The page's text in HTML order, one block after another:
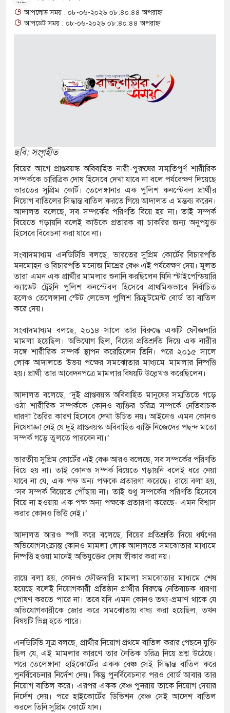
থেকে অজ্ঞাত যুবকের মরদেহ উদ্ধার
পৃথক অভিযানে ১৫৬ বোতল ভারতীয়
ছয় বছরের শিশুকে ধর্ষণের অভিযোগে
অভিনব কৌশলে লুকানো সোয়া কোটি
পর ব্যাটেই জবাব, অস্ট্রেলিয়ার বিপক্ষে মিরাজের
ক্রীড়াবিদদের জন্য আন্তর্জাতিক মানের জাতীয়
করবে সরকার
আপলোড সময় : ০৮-০৬-২০২৬ ০৮:৪০:৪৪ অপরাহ্ন
আপডেট সময় : ০৮-০৬-২০২৬ ০৮:৪০:৪৪ অপরাহ্ন
ছবি: সংগৃহীত
বিয়ের আগে প্রাপ্তবয়স্ক অবিবাহিত নারী-পুরুষের সম্মতিপূর্ণ শারীরিক
সম্পর্ককে চারিত্রিক দোষ হিসেবে দেখা যাবে না বলে পর্যবেক্ষণ দিয়েছে
ভারতের সুপ্রিম কোর্ট। তেলেঙ্গানার এক পুলিশ কনস্টেবল প্রার্থীর
নিয়োগ বাতিলের সিদ্ধান্ত বাতিল করতে গিয়ে আদালত এ মন্তব্য করেন।
আদালত বলেছে, সব সম্পর্কের পরিণতি বিয়ে হয় না। তাই সম্পর্ক
বিয়েতে গড়ায়নি বলেই কাউকে প্রতারক বা চাকরির জন্য অনুপযুক্ত
হিসেবে বিবেচনা করা যাবে না।
সংবাদমাধ্যম এনডিটিভি বলছে, ভারতের সুপ্রিম কোর্টের বিচারপতি
মনমোহন ও বিচারপতি মনোজ মিশ্রের বেঞ্চ এই পর্যবেক্ষণ দেয়। মূলত
তারা এমন এক প্রার্থীর মামলার শুনানি করছিলেন যিনি স্টাইপেন্ডিয়ারি
ক্যাডেট ট্রেইনি পুলিশ কনস্টেবল হিসেবে প্রাথমিকভাবে নির্বাচিত
হলেও তেলেঙ্গানা স্টেট লেভেল পুলিশ রিক্রুটমেন্ট বোর্ড তা বাতিল
করে দেয়।
সংবাদমাধ্যম বলছে, ২০১৪ সালে তার বিরুদ্ধে একটি ফৌজদারি
মামলা হয়েছিল। অভিযোগ ছিল, বিয়ের প্রতিশ্রুতি দিয়ে এক নারীর
সঙ্গে শারীরিক সম্পর্ক স্থাপন করেছিলেন তিনি। পরে ২০১৫ সালে
লোক আদালতে উভয় পক্ষের সমঝোতার মাধ্যমে মামলার নিষ্পত্তি
হয়। প্রার্থী তার আবেদনপত্রে মামলার বিষয়টি উল্লেখও করেছিলেন।
আদালত বলেছে, ‘দুই প্রাপ্তবয়স্ক অবিবাহিত মানুষের সম্মতিতে গড়ে
ওঠা শারীরিক সম্পর্ককে কোনও ব্যক্তির চরিত্র সম্পর্কে নেতিবাচক
ধারণা তৈরির কারণ হিসেবে দেখা উচিত নয়। আইনেও এমন কোনও
নিষেধাজ্ঞা নেই যে দুই প্রাপ্তবয়স্ক অবিবাহিত ব্যক্তি নিজেদের পছন্দ মতো
সম্পর্ক গড়ে তুলতে পারবেন না।’
ভারতীয় সুপ্রিম কোর্টের এই বেঞ্চ আরও বলেছে, সব সম্পর্কের পরিণতি
বিয়ে হয় না। তাই কোনও সম্পর্ক বিয়েতে গড়ায়নি বলেই ধরে নেয়া
যাবে না যে, এক পক্ষ অন্য পক্ষকে প্রতারণা করেছে। রায়ে বলা হয়,
‘সব সম্পর্ক বিয়েতে পৌঁছায় না। তাই শুধু সম্পর্কের পরিণতি হিসেবে
বিয়ে না হওয়ায় এক পক্ষ অন্য পক্ষকে প্রতারণা করেছে- এমন বিশ্বাস
করার কোনও ভিত্তি নেই।’
আদালত আরও স্পষ্ট করে বলেছে, বিয়ের প্রতিশ্রুতি দিয়ে ধর্ষণের
অভিযোগসংক্রান্ত কোনও মামলা লোক আদালতে সমঝোতার মাধ্যমে
নিষ্পত্তি হওয়া মানেই অভিযুক্তের দোষ স্বীকার করা নয়।
রায়ে বলা হয়, কোনও ফৌজদারি মামলা সমঝোতার মাধ্যমে শেষ
হয়েছে বলেই নিয়োগকারী প্রতিষ্ঠান প্রার্থীর বিরুদ্ধে নেতিবাচক ধারণা
পোষণ করতে পারে না। তবে যদি এমন কোনও তথ্য-প্রমাণ থাকে যে
অভিযোগকারীকে জোর করে সমঝোতায় বাধ্য করা হয়েছিল, তখন
বিষয়টি ভিন্ন হতে পারে।
এনডিটিভি সূত্র বলছে, প্রার্থীর নিয়োগ প্রথমে বাতিল করার পেছনে যুক্তি
ছিল যে, এই মামলার কারণে তার নৈতিক চরিত্র নিয়ে প্রশ্ন উঠেছে।
পরে তেলেঙ্গানা হাইকোর্টের একক বেঞ্চ সেই সিদ্ধান্ত বাতিল করে
পুনর্বিবেচনার নির্দেশ দেয়। কিন্তু পুনর্বিবেচনার পরও বোর্ড আবার তার
নিয়োগ বাতিল করে। এরপর একক বেঞ্চ পুনরায় তাকে নিয়োগ দেয়ার
নির্দেশ দেয়। পরে হাইকোর্টের ডিভিশন বেঞ্চ সেই আদেশ বাতিল
করলে তিনি সুপ্রিম কোর্টে যান।